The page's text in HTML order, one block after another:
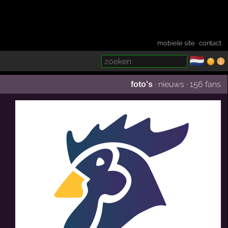
mobiele site ·contact
🇳🇱
foto's · nieuws ·156 fans